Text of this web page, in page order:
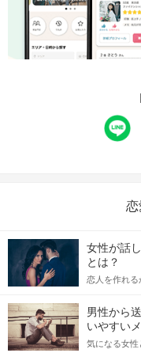
恋
女性が話
とは？
恋人を作れる
てアプロー
格的に始めよ
をしっかり
記事では、女
男性から
いやすい
気になる女